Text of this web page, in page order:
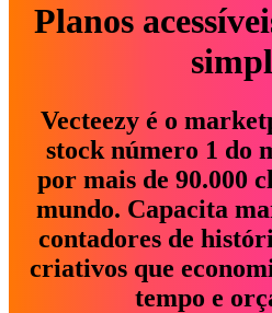
Planos
Vecteezy é o
stock número 1 do
por mais de 90.000
mundo. Capacita
contadores de
criativos que
tempo e